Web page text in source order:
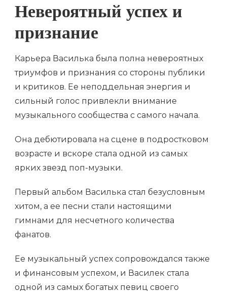
Невероятный успех и
признание
Карьера Василька была полна невероятных
триумфов и признания со стороны публики
и критиков. Ее неподдельная энергия и
сильный голос привлекли внимание
музыкального сообщества с самого начала.
Она дебютировала на сцене в подростковом
возрасте и вскоре стала одной из самых
ярких звезд поп-музыки.
Первый альбом Василька стал безусловным
хитом, а ее песни стали настоящими
гимнами для несчетного количества
фанатов.
Ее музыкальный успех сопровождался также
и финансовым успехом, и Василек стала
одной из самых богатых певиц своего